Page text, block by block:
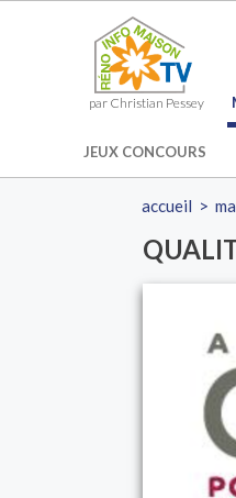
par Christian Pessey
JEUX CONCOURS
accueil >